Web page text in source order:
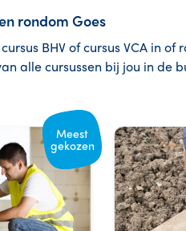
rondom Goes
BHV of cursus VCA in
alle cursussen bij jou in de
Meest
gekozen